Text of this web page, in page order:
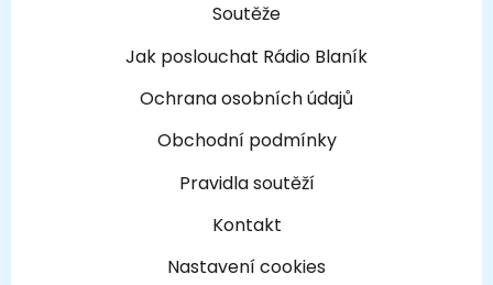
Soutěže
Jak poslouchat Rádio Blaník
Ochrana osobních údajů
Obchodní podmínky
Pravidla soutěží
Kontakt
Nastavení cookies